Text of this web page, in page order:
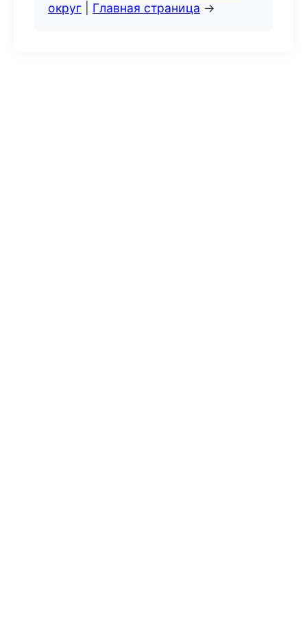
округ
Главная страница →